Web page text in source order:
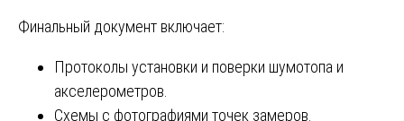
Финальный документ включает:
Протоколы установки и поверки шумотопа и
акселерометров.
Схемы с фотографиями точек замеров.